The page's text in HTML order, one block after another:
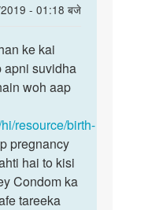
- 01:18 बजे
ke kai
apni suvidha
woh aap
resource/birth-
pregnancy
hai to kisi
Condom ka
tareeka